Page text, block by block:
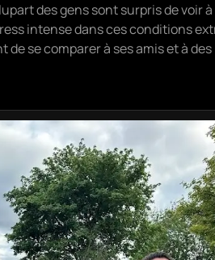
des gens sont surpris de voir
intense dans ces conditions
se comparer à ses amis et à des